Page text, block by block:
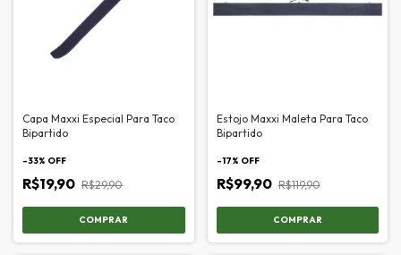
Capa Maxxi Especial Para Taco
Bipartido
-33% OFF
R$19,90 R$29,90
Estojo Maxxi Maleta Para Taco
Bipartido
-17% OFF
R$99,90 R$119,90